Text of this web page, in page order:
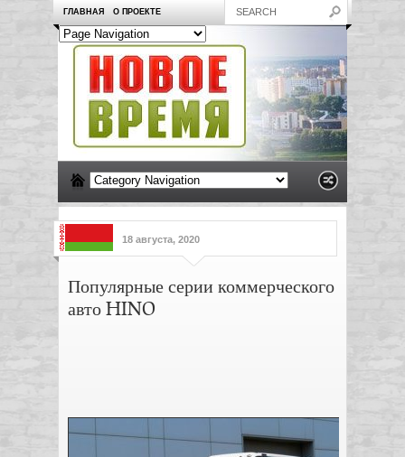
ГЛАВНАЯ О ПРОЕКТЕ
18 августа, 2020
Популярные серии коммерческого
авто HINO